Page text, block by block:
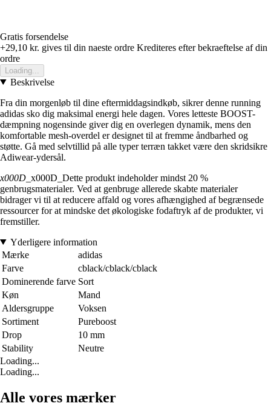
Gratis forsendelse
+29,10 kr. gives til din naeste ordre Krediteres efter bekraeftelse af din
ordre
Loading...
Beskrivelse
Fra din morgenløb til dine eftermiddagsindkøb, sikrer denne running
adidas sko dig maksimal energi hele dagen. Vores letteste BOOST-
dæmpning nogensinde giver dig en overlegen dynamik, mens den
komfortable mesh-overdel er designet til at fremme åndbarhed og
støtte. Gå med selvtillid på alle typer terræn takket være den skridsikre
Adiwear-ydersål.
x000D _x000D_Dette produkt indeholder mindst 20 %
genbrugsmaterialer. Ved at genbruge allerede skabte materialer
bidrager vi til at reducere affald og vores afhængighed af begrænsede
ressourcer for at mindske det økologiske fodaftryk af de produkter, vi
fremstiller.
Yderligere information
Mærke
adidas
Farve
cblack/cblack/cblack
Dominerende farve Sort
Køn
Mand
Aldersgruppe
Voksen
Sortiment
Pureboost
Drop
10 mm
Stability
Neutre
Loading...
Loading...
Alle vores mærker